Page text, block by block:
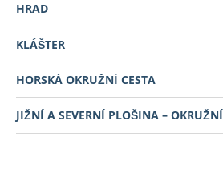
HRAD
KLÁŠTER
HORSKÁ OKRUŽNÍ CESTA
JIŽNÍ A SEVERNÍ PLOŠINA – OKRUŽNÍ